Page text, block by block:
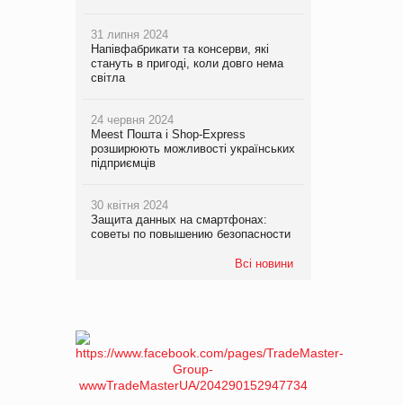
31 липня 2024
Напівфабрикати та консерви, які
стануть в пригоді, коли довго нема
світла
24 червня 2024
Meest Пошта і Shop-Express
розширюють можливості українських
підприємців
30 квітня 2024
Защита данных на смартфонах:
советы по повышению безопасности
Всі новини